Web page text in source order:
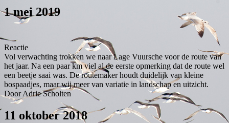
1 mei 2019
Reactie
Vol verwachting trokken we naar Lage Vuursche voor de route van
het jaar. Na een paar km viel al de eerste opmerking dat de route wel
een beetje saai was. De routemaker houdt duidelijk van kleine
bospaadjes, maar wij meer van variatie in landschap en uitzicht.
Door Adrie Scholten
11 oktober 2018